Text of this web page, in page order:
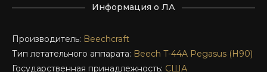
Информация о ЛА
Производитель: Beechcraft
Тип летательного аппарата: Beech T-44A Pegasus (H90)
Государственная принадлежность: США